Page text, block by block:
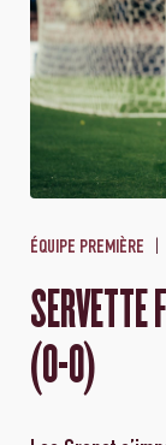
ÉQUIPE PREMIÈRE
(0-0)